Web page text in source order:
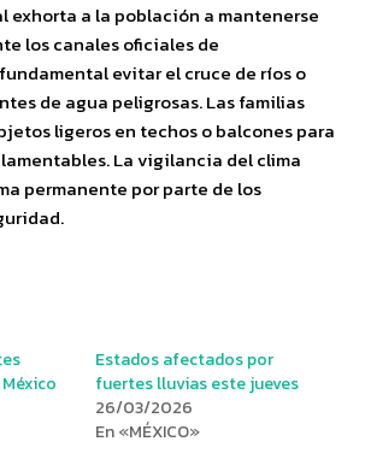
exhorta a la población a mantenerse
los canales oficiales de
evitar el cruce de ríos o
de agua peligrosas. Las familias
ligeros en techos o balcones para
La vigilancia del clima
permanente por parte de los
Estados afectados por
fuertes lluvias este jueves
26/03/2026
En «MÉXICO»